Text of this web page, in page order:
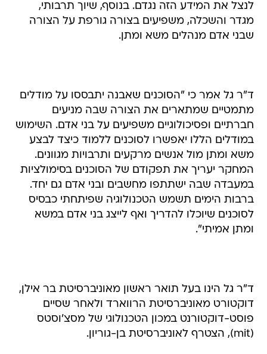
לנצל את המידע הזה נגדם. בנוסף, שיוך תרבותי,
מגדר והשכלה, משפיעים בצורה גורפת על הצורה
שבני אדם מנהלים משא ומתן.
ד"ר גל אמר כי "הסוכנים שאבנה יתבססו על מודלים
מתמטיים שמתארים את הצורה שבה מניעים
חברתיים ופסיכולוגיים משפיעים על בני אדם. השימוש
במודלים הללו יאפשרו לסוכנים ללמוד כיצד לבצע
משא ומתן מול אנשים מרקעים ותרבויות מגוונים.
המחקר יעריך את תפקודם של הסוכנים בסימולציות
במעבדה שבה ישתתפו מחשבים ובני אדם גם יחד.
ברבות הימים תשמש הטכנולוגיה שפיתחתי כבסיס
לסוכנים שיוכלו להדריך ואף לייצג בני אדם במשא
ומתן אמיתי".
ד"ר גל הינו בעל תואר ראשון מאוניברסיטת בר אילן,
דוקטורט מאוניברסיטת הרווארד ולאחר שסיים
פוסט-דוקטורנט במכון הטכנולוגי של מסצ'וסטס
(mit), הצטרף לאוניברסיטת בן-גוריון.